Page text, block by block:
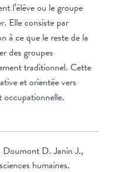
l’élève ou le groupe
Elle consiste par
à ce que le reste de la
des groupes
traditionnel. Cette
et orientée vers
occupationnelle.
D. Janin J.,
humaines.